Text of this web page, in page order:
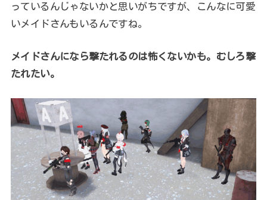
っているんじゃないかと思いがちですが、こんなに可愛
いメイドさんもいるんですね。
メイドさんになら撃たれるのは怖くないかも。むしろ撃
たれたい。